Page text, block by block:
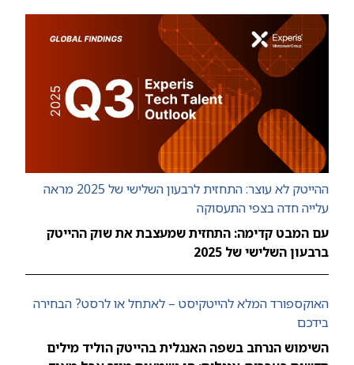
ההייטק לא עוצר: התחזית לרבעון השלישי של 2025 מראה
עלייה חדה בצפי התעסוקה
עם המבט קדימה: התחזית שמעצבת את שוק ההייטק
ברבעון השלישי של 2025
האוקספורד המלא להייטקיסט – לאתחל או לרסט? הבחירה
בידכם
השימוש הנרחב בשפה האנגלית בהייטק הוליד מילים